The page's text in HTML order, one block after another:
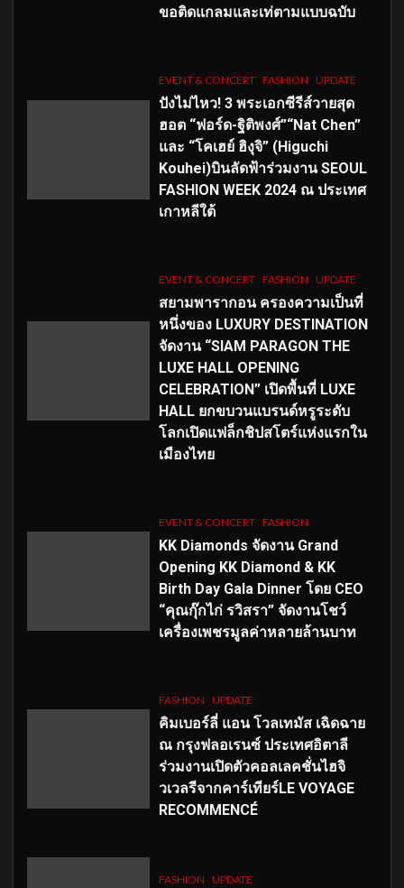
ขอติดแกลมและเท่ตามแบบฉบับ
EVENT & CONCERT FASHION UPDATE
ปังไม่ไหว! 3 พระเอกซีรีส์วายสุด
ฮอต “ฟอร์ด-ฐิติพงศ์”“Nat Chen”
และ “โคเฮย์ ฮิงุจิ” (Higuchi
Kouhei)บินลัดฟ้าร่วมงาน SEOUL
FASHION WEEK 2024 ณ ประเทศ
เกาหลีใต้
EVENT & CONCERT FASHION UPDATE
สยามพารากอน ครองความเป็นที่
หนึ่งของ LUXURY DESTINATION
จัดงาน “SIAM PARAGON THE
LUXE HALL OPENING
CELEBRATION” เปิดพื้นที่ LUXE
HALL ยกขบวนแบรนด์หรูระดับ
โลกเปิดแฟล็กชิปสโตร์แห่งแรกใน
เมืองไทย
EVENT & CONCERT FASHION
KK Diamonds จัดงาน Grand
Opening KK Diamond & KK
Birth Day Gala Dinner โดย CEO
“คุณกุ๊กไก่ รวิสรา” จัดงานโชว์
เครื่องเพชรมูลค่าหลายล้านบาท
FASHION UPDATE
คิมเบอร์ลี่ แอน โวลเทมัส เฉิดฉาย
ณ กรุงฟลอเรนซ์ ประเทศอิตาลี
ร่วมงานเปิดตัวคอลเลคชั่นไฮจิ
วเวลรีจากคาร์เทียร์LE VOYAGE
RECOMMENCÉ
FASHION UPDATE